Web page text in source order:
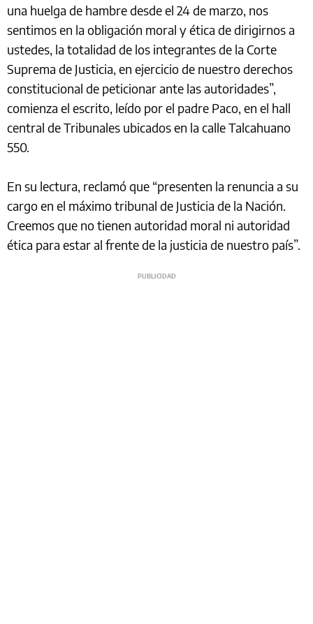
una huelga de hambre desde el 24 de marzo, nos
sentimos en la obligación moral y ética de dirigirnos a
ustedes, la totalidad de los integrantes de la Corte
Suprema de Justicia, en ejercicio de nuestro derechos
constitucional de peticionar ante las autoridades”,
comienza el escrito, leído por el padre Paco, en el hall
central de Tribunales ubicados en la calle Talcahuano
550.
En su lectura, reclamó que “presenten la renuncia a su
cargo en el máximo tribunal de Justicia de la Nación.
Creemos que no tienen autoridad moral ni autoridad
ética para estar al frente de la justicia de nuestro país”.